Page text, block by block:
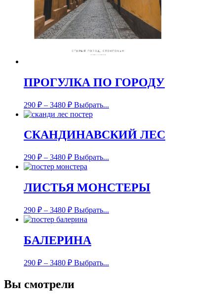
ПРОГУЛКА ПО ГОРОДУ
290 ₽ – 3480 ₽ Выбрать...
СКАНДИНАВСКИЙ ЛЕС
290 ₽ – 3480 ₽ Выбрать...
ЛИСТЬЯ МОНСТЕРЫ
290 ₽ – 3480 ₽ Выбрать...
БАЛЕРИНА
290 ₽ – 3480 ₽ Выбрать...
Вы смотрели